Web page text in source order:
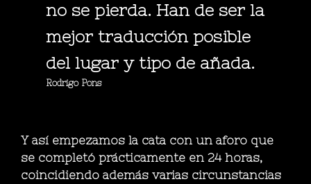
no se pierda. Han de ser la
mejor traducción posible
del lugar y tipo de añada.
Rodrigo Pons
Y así empezamos la cata con un aforo que
se completó prácticamente en 24 horas,
coincidiendo además varias circunstancias